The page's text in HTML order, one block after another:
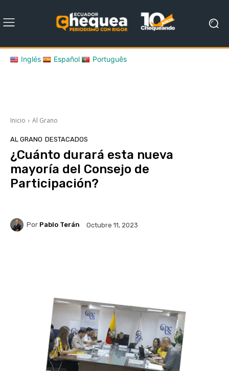
Inglés Español Português
Inicio Al Grano
AL GRANO DESTACADOS
¿Cuánto durará esta nueva
mayoría del Consejo de
Participación?
Por Pablo Terán Octubre 11, 2023